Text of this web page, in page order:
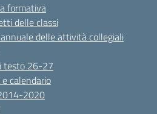
formativa
delle classi
delle attività collegiali
testo 26-27
e calendario
2020